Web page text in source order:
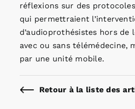
réflexions sur des
qui permettraient
d’audioprothésistes hors de
avec ou sans télémédecine,
par une unité mobile.
Retour à la liste des